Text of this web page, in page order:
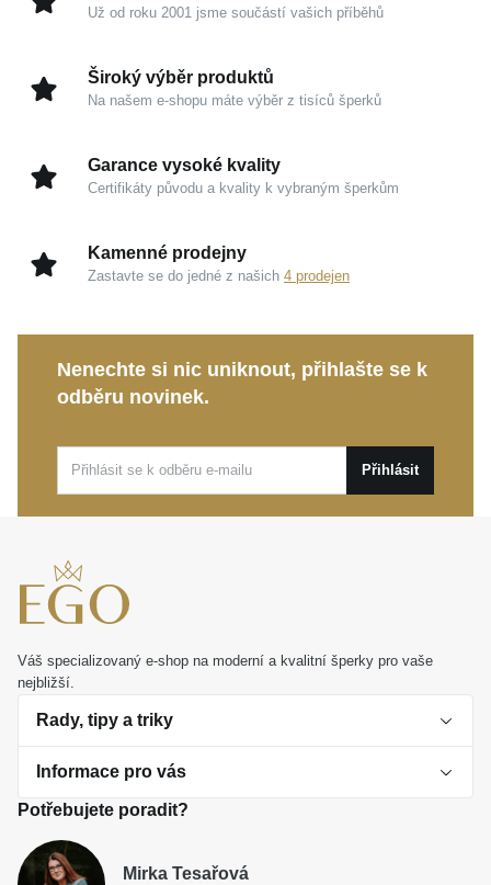
Už od roku 2001 jsme součástí vašich příběhů
Široký výběr produktů
Na našem e-shopu máte výběr z tisíců šperků
Garance vysoké kvality
Certifikáty původu a kvality k vybraným šperkům
Kamenné prodejny
Zastavte se do jedné z našich 4 prodejen
Nenechte si nic uniknout, přihlašte se k
odběru novinek.
Přihlásit
Váš specializovaný e-shop na moderní a kvalitní šperky pro vaše
nejbližší.
Rady, tipy a triky
O perlách
Jak vybrat perlový šperk
Dárková inspirace
Informace pro vás
Obchodní podmínky
Potřebujete poradit?
Mirka Tesařová